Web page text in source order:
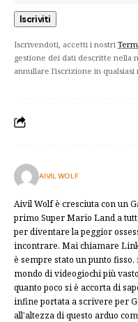
Iscrivendoti, accetti i nostri
gestione dei dati descritte nella
annullare l'iscrizione in qualsiasi
AIVIL WOLF
Aivil Wolf è cresciuta con un
primo Super Mario Land a
per diventare la peggior
incontrare. Mai chiamare
è sempre stato un punto
mondo di videogiochi più
quanto poco si è accorta di
infine portata a scrivere per
all'altezza di questo arduo